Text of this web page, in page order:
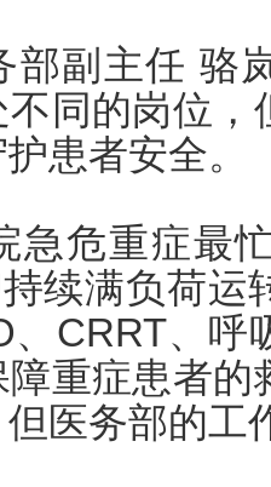
部副主任 骆
同的岗位
患者安全。
急危重症最
续满负荷运
、CRRT、呼
重症患者
医务部的工